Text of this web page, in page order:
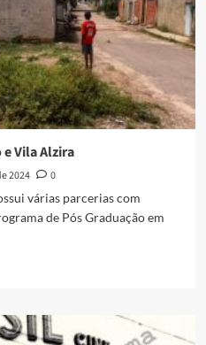
Vila Alzira
2024
0
várias parcerias com
de Pós Graduação em